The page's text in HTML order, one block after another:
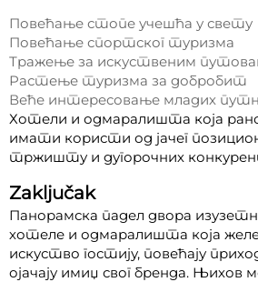
Повећање стопе учешћа у свету
Повећање спортског туризма
Тражење за искуственим
Растење туризма за добробит
Веће интересовање младих
Хотели и одмаралишта која
имати користи од јачег
тржишту и дугорочних
Zaključak
Панорамска падел двора
хотеле и одмаралишта која
искуство гостију, повећају
ојачају имиџ свог бренда. Њихов